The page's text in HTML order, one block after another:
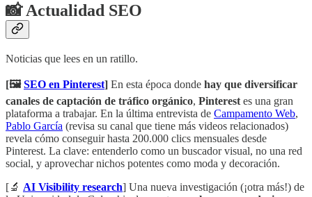
📸 Actualidad SEO
Noticias que lees en un ratillo.
[🖼️SEO en Pinterest] En esta época donde hay que diversificar
canales de captación de tráfico orgánico, Pinterest es una gran
plataforma a trabajar. En la última entrevista de Campamento Web,
Pablo García (revisa su canal que tiene más videos relacionados)
revela cómo conseguir hasta 200.000 clics mensuales desde
Pinterest. La clave: entenderlo como un buscador visual, no una red
social, y aprovechar nichos potentes como moda y decoración.
[🔬 AI Visibility research] Una nueva investigación (¡otra más!) de